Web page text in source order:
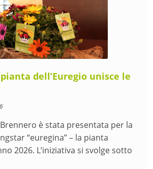
dell’Euregio unisce le
è stata presentata per la
“euregina” – la pianta
2026. L’iniziativa si svolge sotto